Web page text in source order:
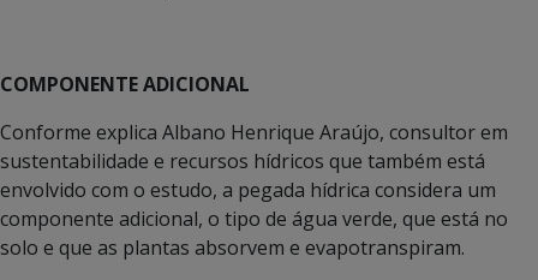
COMPONENTE ADICIONAL
Conforme explica Albano Henrique Araújo, consultor em
sustentabilidade e recursos hídricos que também está
envolvido com o estudo, a pegada hídrica considera um
componente adicional, o tipo de água verde, que está no
solo e que as plantas absorvem e evapotranspiram.